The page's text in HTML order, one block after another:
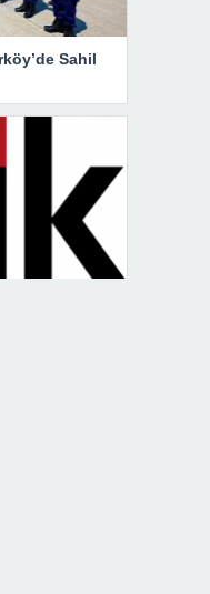
Sahil